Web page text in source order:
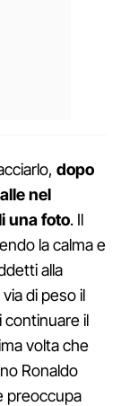
dopo
nel
una foto. Il
la calma e
alla
di peso il
continuare il
volta che
Ronaldo
preoccupa